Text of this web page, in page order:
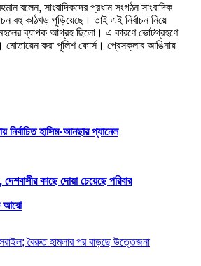
বলেন, সাংবাদিকদের প্রধান সংগঠন সাংবাদিক
বহু কাঠখড় পুড়িয়েছে। তাই এই নির্বাচন নিয়ে
ব্যাপক আগ্রহ ছিলো। এ কারণে ভোটগ্রহণে
মোতায়েন করা পুলিশ ফোর্স। প্রেসক্লাব আঙিনায়
নির্বাচিত হাসিম-আনছার প্যানেল
কাছে দোয়া চেয়েছে পরিবার
আরো
বৈরুত হামলার পর বাড়ছে উত্তেজনা